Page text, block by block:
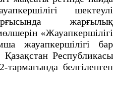
шектеулі
жарғылық
«Жауапкершілігі
жауапкершілігі бар
Қазақстан Республикасы
белгіленген